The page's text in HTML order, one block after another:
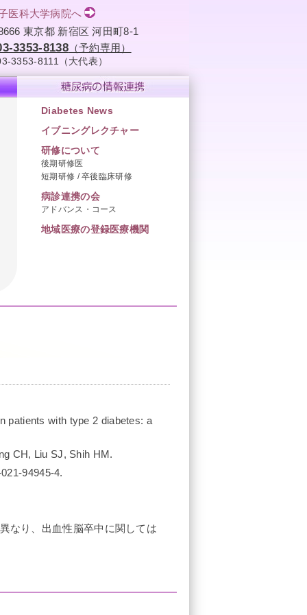
医科大学病院へ
東京都 新宿区 河田町8-1
3353-8138（予約専用）
3353-8111（大代表）
Diabetes News
イブニングレクチャー
研修について
後期研修医
短期研修 / 卒後臨床研修
病診連携の会
アドバンス・コース
地域医療の登録医療機関
patients with type 2 diabetes: a
CH, Liu SJ, Shih HM.
94945-4.
なり、出血性脳卒中に関しては